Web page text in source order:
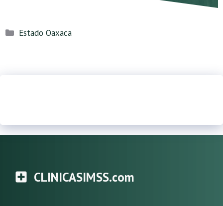
Categorías
Estado Oaxaca
CLINICASIMSS.com